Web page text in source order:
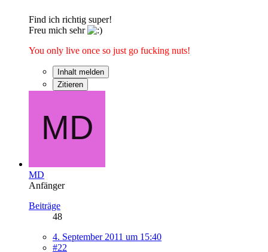
Find ich richtig super!
Freu mich sehr
You only live once so just go fucking nuts!
Inhalt melden
Zitieren
MD
Anfänger
Beiträge
48
4. September 2011 um 15:40
#22